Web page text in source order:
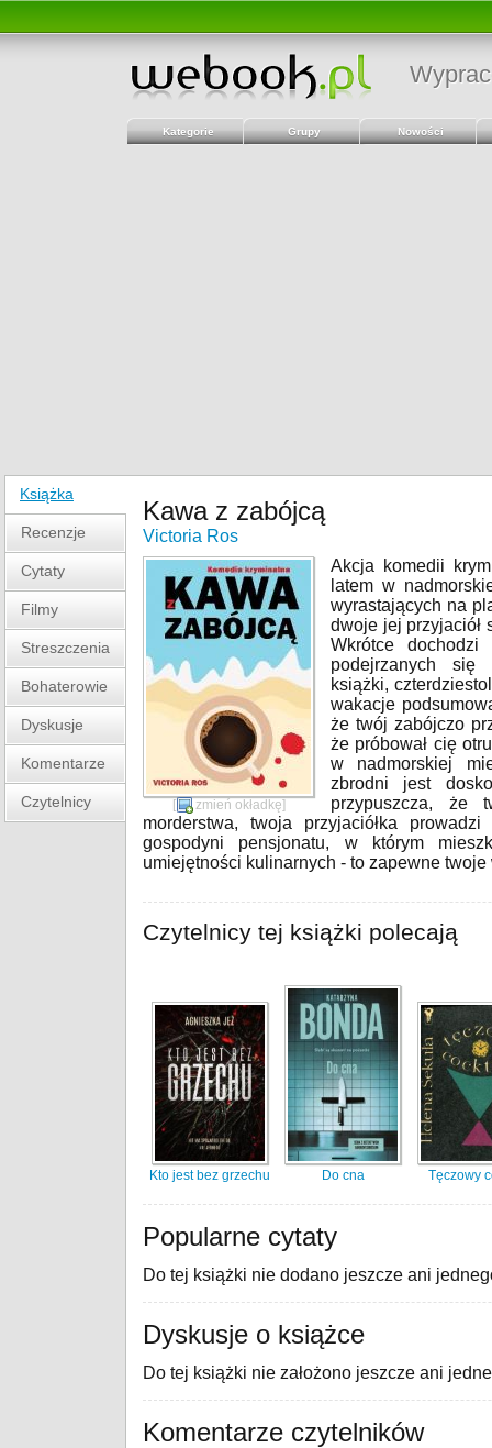
Kategorie Grupy Nowości
Książka
Recenzje
Cytaty
Filmy
Streszczenia
Bohaterowie
Dyskusje
Komentarze
Czytelnicy
Kawa z zabójcą
Victoria Ros
[ zmień okładkę]
Akcja komedii
latem w
wyrastających na
dwoje jej przyjaciół
Wkrótce
podejrzanych się
książki,
wakacje
że twój zabójczo
że próbował cię
w nadmorskiej
zbrodni jest
przypuszcza, że
morderstwa, twoja przyjaciółka
gospodyni pensjonatu, w którym
umiejętności kulinarnych - to zapewne
Czytelnicy tej książki polecają
Kto jest bez grzechu Do cna Tęczowy
Popularne cytaty
Do tej książki nie dodano jeszcze ani
Dyskusje o książce
Do tej książki nie założono jeszcze ani
Komentarze czytelników